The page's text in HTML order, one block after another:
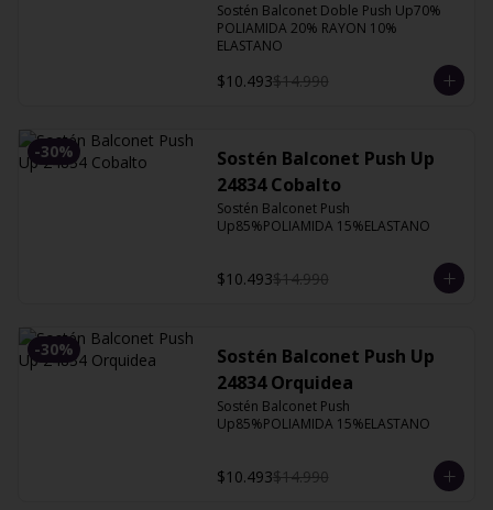
Sostén Balconet Doble Push Up70%
POLIAMIDA 20% RAYON 10%
ELASTANO
$10.493$14.990
-30%
Sostén Balconet Push Up
24834 Cobalto
Sostén Balconet Push
Up85%POLIAMIDA 15%ELASTANO
$10.493$14.990
-30%
Sostén Balconet Push Up
24834 Orquidea
Sostén Balconet Push
Up85%POLIAMIDA 15%ELASTANO
$10.493$14.990